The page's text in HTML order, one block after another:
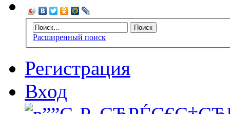
Расширенный поиск
Регистрация
Вход